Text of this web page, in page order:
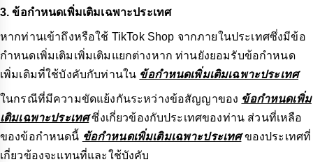
3. ข้อกำหนดเพิ่มเติมเฉพาะประเทศ
หากท่านเข้าถึงหรือใช้ TikTok Shop จากภายในประเทศซึ่งมีข้อ
กำหนดเพิ่มเติมเพิ่มเติมแยกต่างหาก ท่านยังยอมรับข้อกำหนด
เพิ่มเติมที่ใช้บังคับกับท่านใน ข้อกำหนดเพิ่มเติมเฉพาะประเทศ
ในกรณีที่มีความขัดแย้งกันระหว่างข้อสัญญาของ ข้อกำหนดเพิ่ม
เติมเฉพาะประเทศซึ่งเกี่ยวข้องกับประเทศของท่าน ส่วนที่เหลือ
ของข้อกำหนดนี้ ข้อกำหนดเพิ่มเติมเฉพาะประเทศของประเทศที่
เกี่ยวข้องจะแทนที่และใช้บังคับ